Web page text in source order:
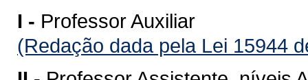
I - Professor Auxiliar
(Redação dada pela Lei 15944